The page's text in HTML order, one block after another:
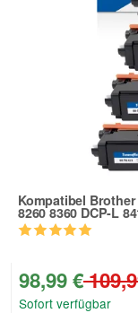
Kompatibel Brother
8260 8360 DCP-L
98,99 €
Sofort verfügbar